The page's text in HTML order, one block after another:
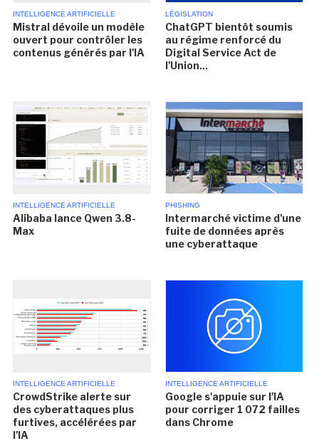
INTELLIGENCE ARTIFICIELLE
Mistral dévoile un modèle
ouvert pour contrôler les
contenus générés par l'IA
LÉGISLATION
ChatGPT bientôt soumis
au régime renforcé du
Digital Service Act de
l'Union...
INTELLIGENCE ARTIFICIELLE
Alibaba lance Qwen 3.8-
Max
PHISHING
Intermarché victime d'une
fuite de données après
une cyberattaque
INTELLIGENCE ARTIFICIELLE
CrowdStrike alerte sur
des cyberattaques plus
furtives, accélérées par
l'IA
INTELLIGENCE ARTIFICIELLE
Google s'appuie sur l'IA
pour corriger 1 072 failles
dans Chrome